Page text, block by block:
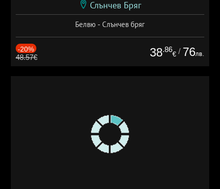
Слънчев Бряг
Белвю - Слънчев бряг
-20%
48.57€ 38.86
€ / 76лв.